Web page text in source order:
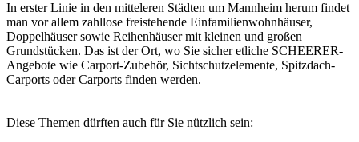
In erster Linie in den mitteleren Städten um Mannheim herum findet
man vor allem zahllose freistehende Einfamilienwohnhäuser,
Doppelhäuser sowie Reihenhäuser mit kleinen und großen
Grundstücken. Das ist der Ort, wo Sie sicher etliche SCHEERER-
Angebote wie Carport-Zubehör, Sichtschutzelemente, Spitzdach-
Carports oderCarports finden werden.
Diese Themen dürften auch für Sie nützlich sein: